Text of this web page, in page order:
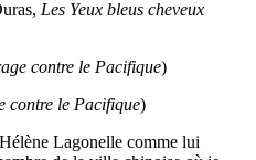
Les Yeux bleus cheveux
contre le Pacifique)
contre le Pacifique)
Lagonelle comme lui